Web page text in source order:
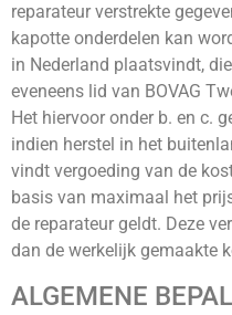
reparateur verstrekte
kapotte onderdelen kan
in Nederland plaatsvindt,
eveneens lid van BOVAG
Het hiervoor onder b. en c.
indien herstel in het
vindt vergoeding van de
basis van maximaal het
de reparateur geldt. Deze
dan de werkelijk gemaakte
ALGEMENE